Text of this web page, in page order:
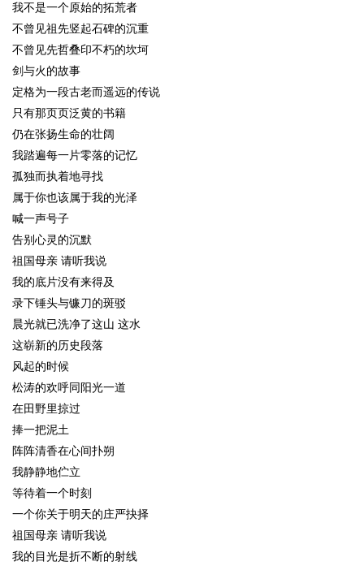
我不是一个原始的拓荒者
不曾见祖先竖起石碑的沉重
不曾见先哲叠印不朽的坎坷
剑与火的故事
定格为一段古老而遥远的传说
只有那页页泛黄的书籍
仍在张扬生命的壮阔
我踏遍每一片零落的记忆
孤独而执着地寻找
属于你也该属于我的光泽
喊一声号子
告别心灵的沉默
祖国母亲 请听我说
我的底片没有来得及
录下锤头与镰刀的斑驳
晨光就已洗净了这山 这水
这崭新的历史段落
风起的时候
松涛的欢呼同阳光一道
在田野里掠过
捧一把泥土
阵阵清香在心间扑朔
我静静地伫立
等待着一个时刻
一个你关于明天的庄严抉择
祖国母亲 请听我说
我的目光是折不断的射线